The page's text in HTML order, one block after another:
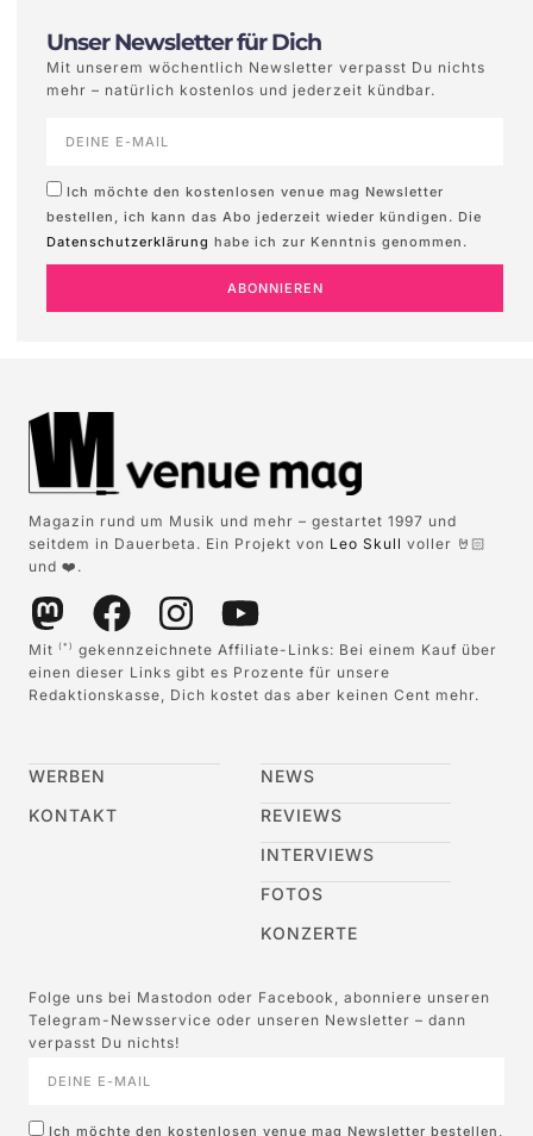
Unser Newsletter für Dich
Mit unserem wöchentlich Newsletter verpasst Du nichts
mehr – natürlich kostenlos und jederzeit kündbar.
Ich möchte den kostenlosen venue mag Newsletter
bestellen, ich kann das Abo jederzeit wieder kündigen. Die
Datenschutzerklärung habe ich zur Kenntnis genommen.
ABONNIEREN
Magazin rund um Musik und mehr – gestartet 1997 und
seitdem in Dauerbeta. Ein Projekt von Leo Skull voller 🤘🏻
und ❤️.
Mit (*)
gekennzeichnete Affiliate-Links: Bei einem Kauf über
einen dieser Links gibt es Prozente für unsere
Redaktionskasse, Dich kostet das aber keinen Cent mehr.
WERBEN
KONTAKT
NEWS
REVIEWS
INTERVIEWS
FOTOS
KONZERTE
Folge uns bei Mastodon oder Facebook, abonniere unseren
Telegram-Newsservice oder unseren Newsletter – dann
verpasst Du nichts!
Ich möchte den kostenlosen venue mag Newsletter bestellen,